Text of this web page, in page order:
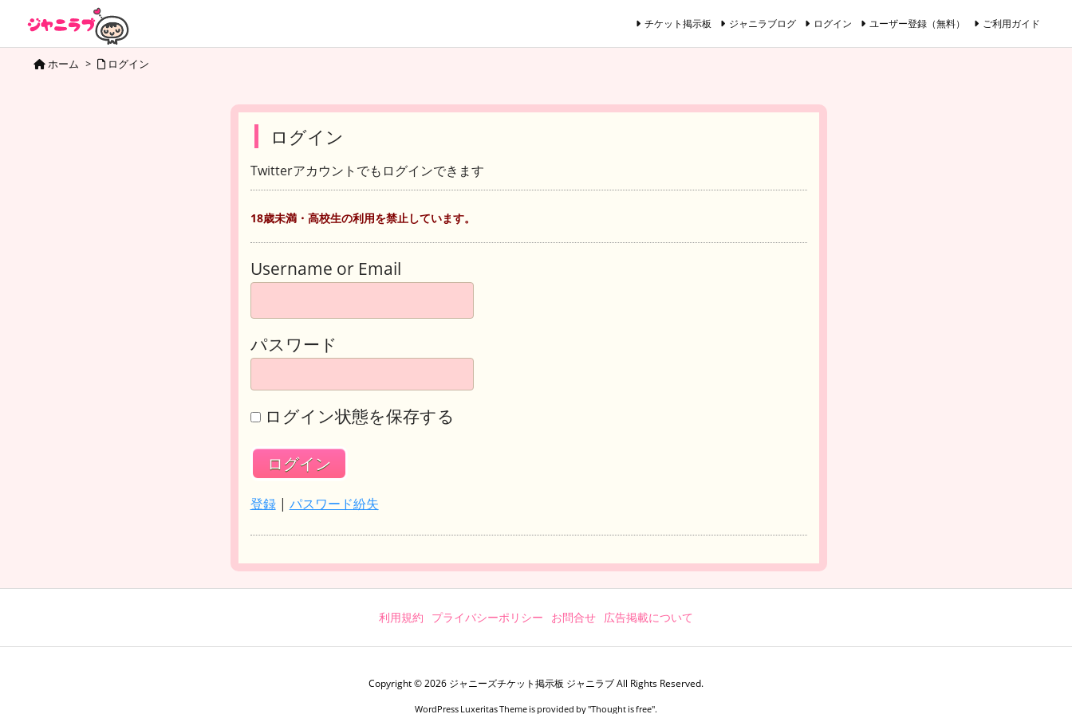
チケット掲示板 ジャニラブログ ログイン ユーザー登録（無料） ご利用ガイド
ホーム > ログイン
ログイン
Twitterアカウントでもログインできます
18歳未満・高校生の利用を禁止しています。
Username or Email
パスワード
ログイン状態を保存する
登録| パスワード紛失
利用規約 プライバシーポリシー お問合せ 広告掲載について
Copyright ©2026 ジャニーズチケット掲示板 ジャニラブAll Rights Reserved.
WordPress Luxeritas Theme is provided by "Thought is free".